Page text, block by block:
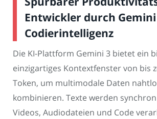
Entwickler durch Gemini
Codierintelligenz
Die KI-Plattform Gemini 3 bietet ein
einzigartiges Kontextfenster von bis
Token, um multimodale Daten
kombinieren. Texte werden
Videos, Audiodateien und Code